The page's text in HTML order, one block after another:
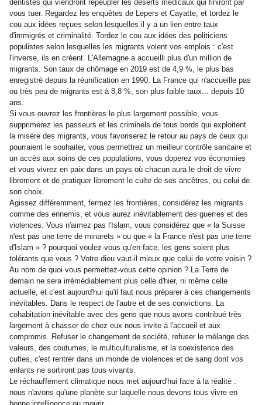
dentistes qui viendront repeupler les déserts médicaux qui finiront par
vous tuer. Regardez les enquêtes de Lepers et Cayatte, et tordez le
cou aux idées reçues selon lesquelles il y a un lien entre taux
d'immigrés et criminalité. Tordez le cou aux idées des politiciens
populistes selon lesquelles les migrants volent vos emplois : c'est
l'inverse, ils en créent. L'Allemagne a accueilli plus d'un million de
migrants. Son taux de chômage en 2019 est de 4,9 %, le plus bas
enregistré depuis la réunification en 1990. La France qui n'accueille pas
ou très peu de migrants est à 8,8 %, son plus faible taux... depuis 10
ans.
Si vous ouvrez les frontières le plus largement possible, vous
supprimerez les passeurs et les criminels de tous bords qui exploitent
la misère des migrants, vous favoriserez le retour au pays de ceux qui
pourraient le souhaiter, vous permettrez un meilleur contrôle sanitaire et
un accès aux soins de ces populations, vous doperez vos économies
et vous vivrez en paix dans un pays où chacun aura le droit de vivre
librement et de pratiquer librement le culte de ses ancêtres, ou celui de
son choix.
Agissez différemment, fermez les frontières, considérez les migrants
comme des ennemis, et vous aurez inévitablement des guerres et des
violences. Vous n'aimez pas l'Islam, vous considérez que « la Suisse
n'est pas une terre de minarets » ou que « la France n'est pas une terre
d'Islam » ? pourquoi voulez-vous qu'en face, les gens soient plus
tolérants que vous ? Votre dieu vaut-il mieux que celui de votre voisin ?
Au nom de quoi vous permettez-vous cette opinion ? La Terre de
demain ne sera irrémédiablement plus celle d'hier, ni même celle
actuelle, et c'est aujourd'hui qu'il faut nous préparer à ces changements
inévitables. Dans le respect de l'autre et de ses convictions. La
cohabitation inévitable avec des gens que nous avons contribué très
largement à chasser de chez eux nous invite à l'accueil et aux
compromis. Refuser le changement de société, refuser le mélange des
valeurs, des coutumes, le multiculturalisme, et la coexistence des
cultes, c'est rentrer dans un monde de violences et de sang dont vos
enfants ne sortiront pas tous vivants.
Le réchauffement climatique nous met aujourd'hui face à la réalité :
nous n'avons qu'une planète sur laquelle nous devons tous vivre en